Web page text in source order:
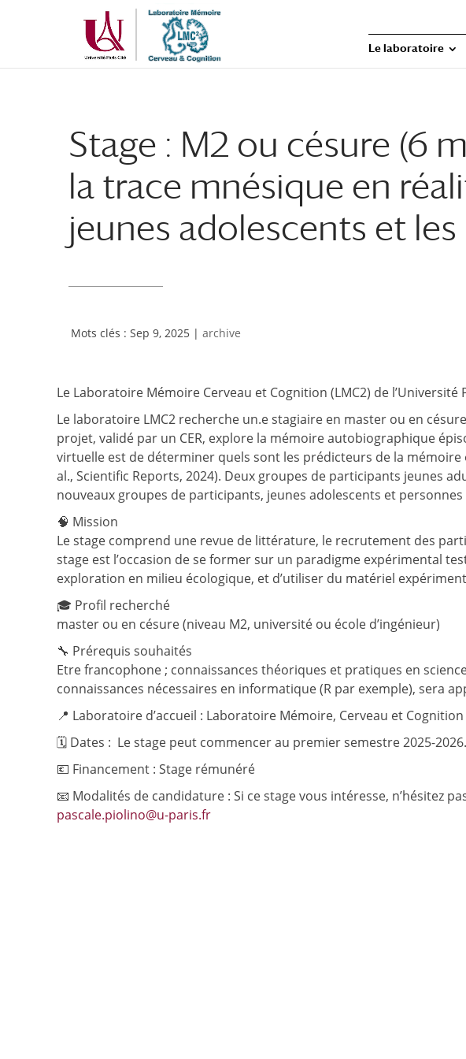
principal
navigation
Le laboratoire
Stage : M2 ou césure (6
la trace mnésique en
jeunes adolescents et
Sep 9, 2025 | archive
Le Laboratoire Mémoire Cerveau et Cognition (LMC2) de
Le laboratoire LMC2 recherche un.e stagiaire en master ou en
projet, validé par un CER, explore la mémoire autobiographique
virtuelle est de déterminer quels sont les prédicteurs de la
al., Scientific Reports, 2024). Deux groupes de participants jeunes
nouveaux groupes de participants, jeunes adolescents et
🧠 Mission
Le stage comprend une revue de littérature, le recrutement des
stage est l’occasion de se former sur un paradigme expérimental
exploration en milieu écologique, et d’utiliser du matériel
🎓 Profil recherché
master ou en césure (niveau M2, université ou école d’ingénieur)
🔧 Prérequis souhaités
Etre francophone ; connaissances théoriques et pratiques en
connaissances nécessaires en informatique (R par exemple), sera
📍 Laboratoire d’accueil : Laboratoire Mémoire, Cerveau et
🗓️ Dates : Le stage peut commencer au premier semestre 2025-2026.
💶 Financement : Stage rémunéré
📧 Modalités de candidature : Si ce stage vous intéresse, n’hésitez
pascale.piolino@u-paris.fr